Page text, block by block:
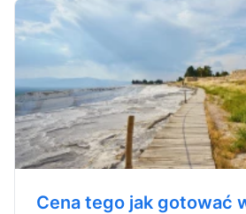
Cena tego jak gotować